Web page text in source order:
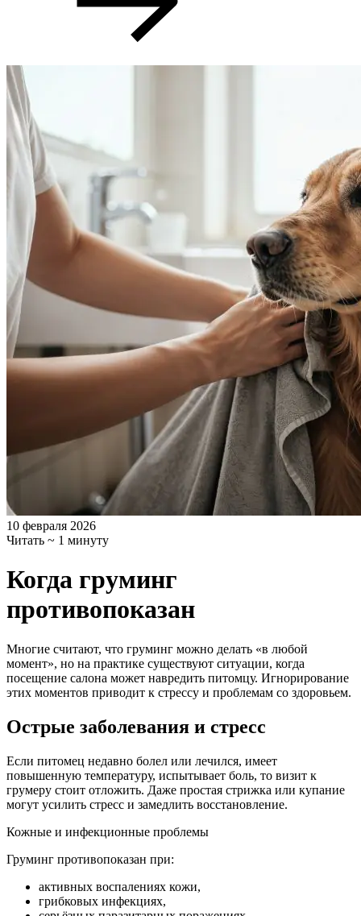
10 февраля 2026
Читать ~ 1 минуту
Когда груминг
противопоказан
Многие считают, что груминг можно делать «в любой
момент», но на практике существуют ситуации, когда
посещение салона может навредить питомцу. Игнорирование
этих моментов приводит к стрессу и проблемам со здоровьем.
Острые заболевания и стресс
Если питомец недавно болел или лечился, имеет
повышенную температуру, испытывает боль, то визит к
грумеру стоит отложить. Даже простая стрижка или купание
могут усилить стресс и замедлить восстановление.
Кожные и инфекционные проблемы
Груминг противопоказан при:
активных воспалениях кожи,
грибковых инфекциях,